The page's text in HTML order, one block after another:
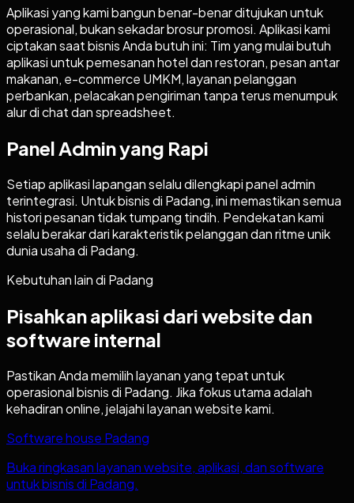
Aplikasi yang kami bangun benar-benar ditujukan untuk
operasional, bukan sekadar brosur promosi. Aplikasi kami
ciptakan saat bisnis Anda butuh ini: Tim yang mulai butuh
aplikasi untuk pemesanan hotel dan restoran, pesan antar
makanan, e-commerce UMKM, layanan pelanggan
perbankan, pelacakan pengiriman tanpa terus menumpuk
alur di chat dan spreadsheet.
Panel Admin yang Rapi
Setiap aplikasi lapangan selalu dilengkapi panel admin
terintegrasi. Untuk bisnis di Padang, ini memastikan semua
histori pesanan tidak tumpang tindih. Pendekatan kami
selalu berakar dari karakteristik pelanggan dan ritme unik
dunia usaha di Padang.
Kebutuhan lain di Padang
Pisahkan aplikasi dari website dan
software internal
Pastikan Anda memilih layanan yang tepat untuk
operasional bisnis di Padang. Jika fokus utama adalah
kehadiran online, jelajahi layanan website kami.
Software house Padang
Buka ringkasan layanan website, aplikasi, dan software
untuk bisnis di Padang.